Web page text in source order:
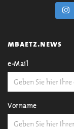
mbaetz.news
e-Mail
Vorname